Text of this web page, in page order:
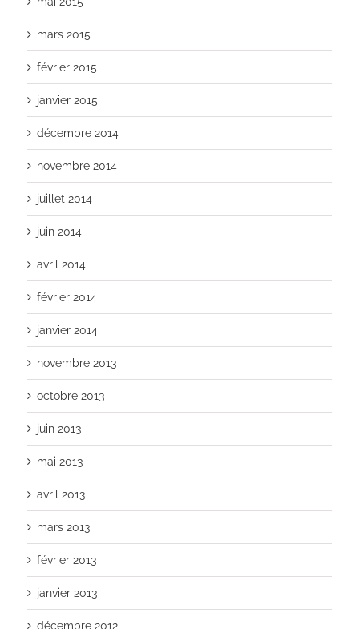
mars 2015
février 2015
janvier 2015
décembre 2014
novembre 2014
juillet 2014
juin 2014
avril 2014
février 2014
janvier 2014
novembre 2013
octobre 2013
juin 2013
mai 2013
avril 2013
mars 2013
février 2013
janvier 2013
décembre 2012